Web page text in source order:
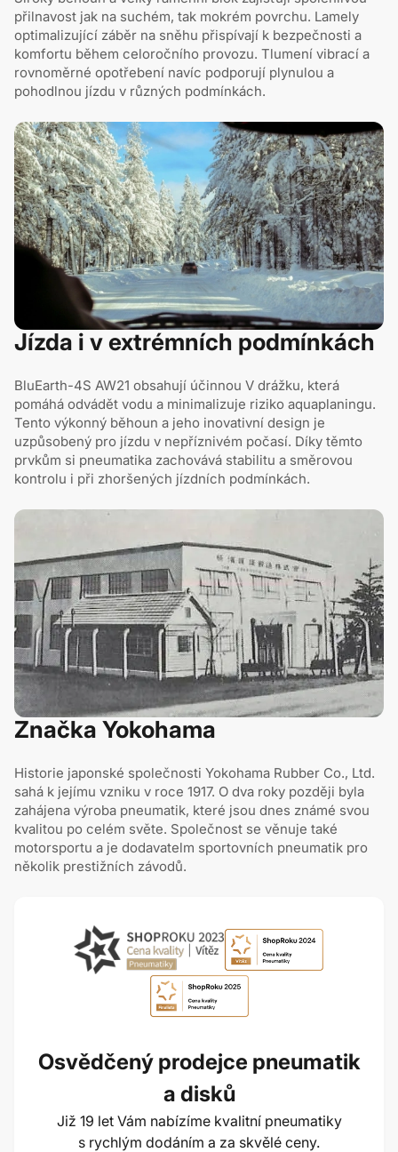
přilnavost jak na suchém, tak mokrém povrchu. Lamely
optimalizující záběr na sněhu přispívají k bezpečnosti a
komfortu během celoročního provozu. Tlumení vibrací a
rovnoměrné opotřebení navíc podporují plynulou a
pohodlnou jízdu v různých podmínkách.
Jízda i v extrémních podmínkách
BluEarth-4S AW21 obsahují účinnou V drážku, která
pomáhá odvádět vodu a minimalizuje riziko aquaplaningu.
Tento výkonný běhoun a jeho inovativní design je
uzpůsobený pro jízdu v nepříznivém počasí. Díky těmto
prvkům si pneumatika zachovává stabilitu a směrovou
kontrolu i při zhoršených jízdních podmínkách.
Značka Yokohama
Historie japonské společnosti Yokohama Rubber Co., Ltd.
sahá k jejímu vzniku v roce 1917. O dva roky později byla
zahájena výroba pneumatik, které jsou dnes známé svou
kvalitou po celém světe. Společnost se věnuje také
motorsportu a je dodavatelm sportovních pneumatik pro
několik prestižních závodů.
Osvědčený prodejce pneumatik
a disků
Již 19 let Vám nabízíme kvalitní pneumatiky
s rychlým dodáním a za skvělé ceny.